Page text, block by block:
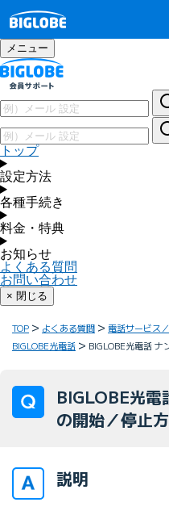
メニュー
トップ
設定方法
各種手続き
料金・特典
お知らせ
よくある質問
お問い合わせ
× 閉じる
TOP よくある質問 電話サービス
BIGLOBE光電話
BIGLOBE光電話 ナ
BIGLOBE光電
の開始／停止
説明